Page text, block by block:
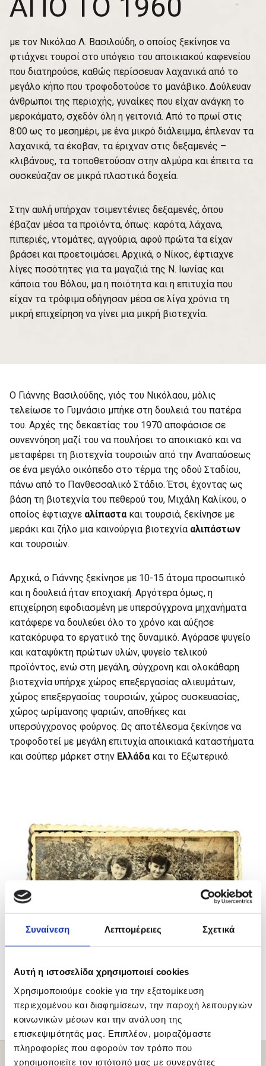
Συναίνεση Λεπτομέρειες Σχετικά
Αυτή η ιστοσελίδα χρησιμοποιεί cookies
Χρησιμοποιούμε cookie για την εξατομίκευση
περιεχομένου και διαφημίσεων, την παροχή λειτουργιών
κοινωνικών μέσων και την ανάλυση της
επισκεψιμότητάς μας. Επιπλέον, μοιραζόμαστε
πληροφορίες που αφορούν τον τρόπο που
χρησιμοποιείτε τον ιστότοπό μας με συνεργάτες
με τον Νικόλαο Λ. Βασιλούδη, ο οποίος ξεκίνησε να
φτιάχνει τουρσί στο υπόγειο του αποικιακού καφενείου
που διατηρούσε, καθώς περίσσευαν λαχανικά από το
μεγάλο κήπο που τροφοδοτούσε το μανάβικο. Δούλευαν
άνθρωποι της περιοχής, γυναίκες που είχαν ανάγκη το
μεροκάματο, σχεδόν όλη η γειτονιά. Από το πρωί στις
8:00 ως το μεσημέρι, με ένα μικρό διάλειμμα, έπλεναν τα
λαχανικά, τα έκοβαν, τα έριχναν στις δεξαμενές –
κλιβάνους, τα τοποθετούσαν στην αλμύρα και έπειτα τα
συσκεύαζαν σε μικρά πλαστικά δοχεία.
Στην αυλή υπήρχαν τσιμεντένιες δεξαμενές, όπου
έβαζαν μέσα τα προϊόντα, όπως: καρότα, λάχανα,
πιπεριές, ντομάτες, αγγούρια, αφού πρώτα τα είχαν
βράσει και προετοιμάσει. Αρχικά, ο Νίκος, έφτιαχνε
λίγες ποσότητες για τα μαγαζιά της Ν. Ιωνίας και
κάποια του Βόλου, μα η ποιότητα και η επιτυχία που
είχαν τα τρόφιμα οδήγησαν μέσα σε λίγα χρόνια τη
μικρή επιχείρηση να γίνει μια μικρή βιοτεχνία.
Ο Γιάννης Βασιλούδης, γιός του Νικόλαου, μόλις
τελείωσε το Γυμνάσιο μπήκε στη δουλειά του πατέρα
του. Αρχές της δεκαετίας του 1970 αποφάσισε σε
συνεννόηση μαζί του να πουλήσει το αποικιακό και να
μεταφέρει τη βιοτεχνία τουρσιών από την Αναπαύσεως
σε ένα μεγάλο οικόπεδο στο τέρμα της οδού Σταδίου,
πάνω από το Πανθεσσαλικό Στάδιο. Έτσι, έχοντας ως
βάση τη βιοτεχνία του πεθερού του, Μιχάλη Καλίκου, ο
οποίος έφτιαχνε αλίπαστα και τουρσιά, ξεκίνησε με
μεράκι και ζήλο μια καινούργια βιοτεχνία αλιπάστων
και τουρσιών.
Αρχικά, ο Γιάννης ξεκίνησε με 10-15 άτομα προσωπικό
και η δουλειά ήταν εποχιακή. Αργότερα όμως, η
επιχείρηση εφοδιασμένη με υπερσύγχρονα μηχανήματα
κατάφερε να δουλεύει όλο το χρόνο και αύξησε
κατακόρυφα το εργατικό της δυναμικό. Αγόρασε ψυγείο
και καταψύκτη πρώτων υλών, ψυγείο τελικού
προϊόντος, ενώ στη μεγάλη, σύγχρονη και ολοκάθαρη
βιοτεχνία υπήρχε χώρος επεξεργασίας αλιευμάτων,
χώρος επεξεργασίας τουρσιών, χώρος συσκευασίας,
χώρος ωρίμανσης ψαριών, αποθήκες και
υπερσύγχρονος φούρνος. Ως αποτέλεσμα ξεκίνησε να
τροφοδοτεί με μεγάλη επιτυχία αποικιακά καταστήματα
και σούπερ μάρκετ στην Ελλάδα και το Εξωτερικό.
Στο κήπο του Βασιλούδη(πηγή e-thessalia.gr)